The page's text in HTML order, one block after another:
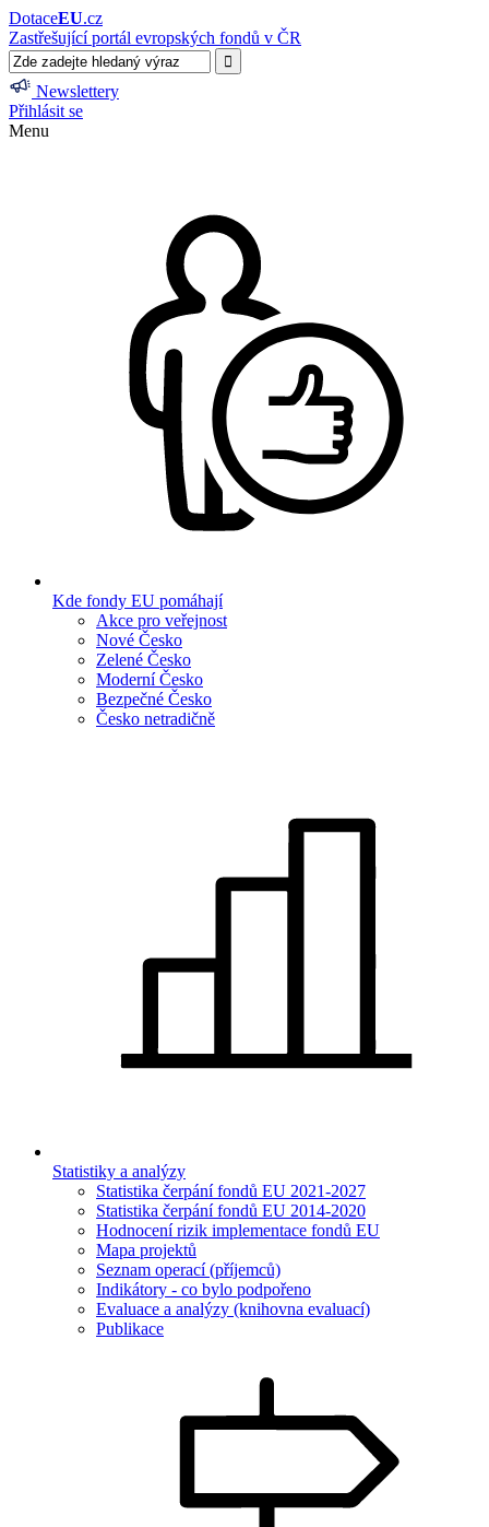
DotaceEU.cz
Zastřešující portál evropských fondů v ČR
Newslettery
Přihlásit se
Menu
Kde fondy EU pomáhají
Akce pro veřejnost
Nové Česko
Zelené Česko
Moderní Česko
Bezpečné Česko
Česko netradičně
Statistiky a analýzy
Statistika čerpání fondů EU 2021-2027
Statistika čerpání fondů EU 2014-2020
Hodnocení rizik implementace fondů EU
Mapa projektů
Seznam operací (příjemců)
Indikátory - co bylo podpořeno
Evaluace a analýzy (knihovna evaluací)
Publikace